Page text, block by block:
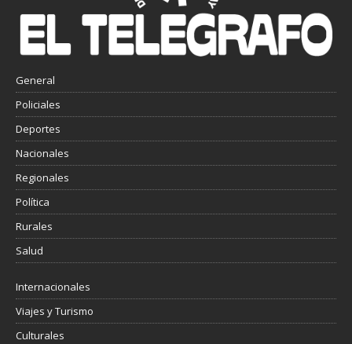
General
Policiales
Deportes
Nacionales
Regionales
Política
Rurales
Salud
Internacionales
Viajes y Turismo
Culturales